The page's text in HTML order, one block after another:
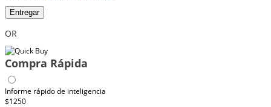
Entregar
OR
Compra Rápida
Informe rápido de inteligencia
$1250